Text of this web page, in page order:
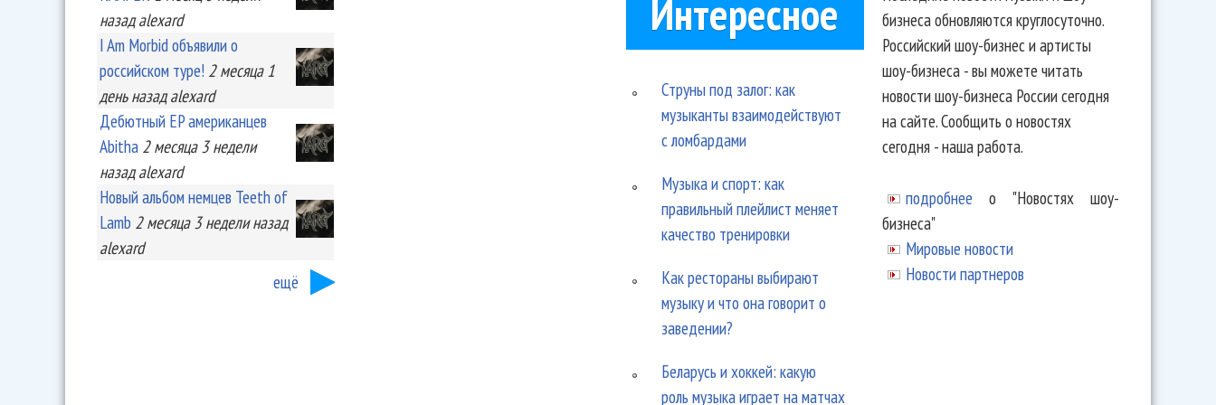
назад alexard
I Am Morbid объявили о
российском туре! 2 месяца 1
деньназад alexard
Дебютный EP американцев
Abitha 2 месяца 3 недели
назад alexard
Новый альбом немцев Teeth of
Lamb 2 месяца 3 неделиназад
alexard
ещё
Интересное
Струны под залог: как
музыканты взаимодействуют
с ломбардами
Музыка и спорт: как
правильный плейлист меняет
качество тренировки
Как рестораны выбирают
музыку и что она говорит о
заведении?
Беларусь и хоккей: какую
роль музыка играет на матчах
бизнеса обновляются круглосуточно.
Российский шоу-бизнес и артисты
шоу-бизнеса - вы можете читать
новости шоу-бизнеса России сегодня
на сайте. Сообщить о новостях
сегодня - наша работа.
подробнее о "Новостях шоу-
бизнеса"
Мировые новости
Новости партнеров